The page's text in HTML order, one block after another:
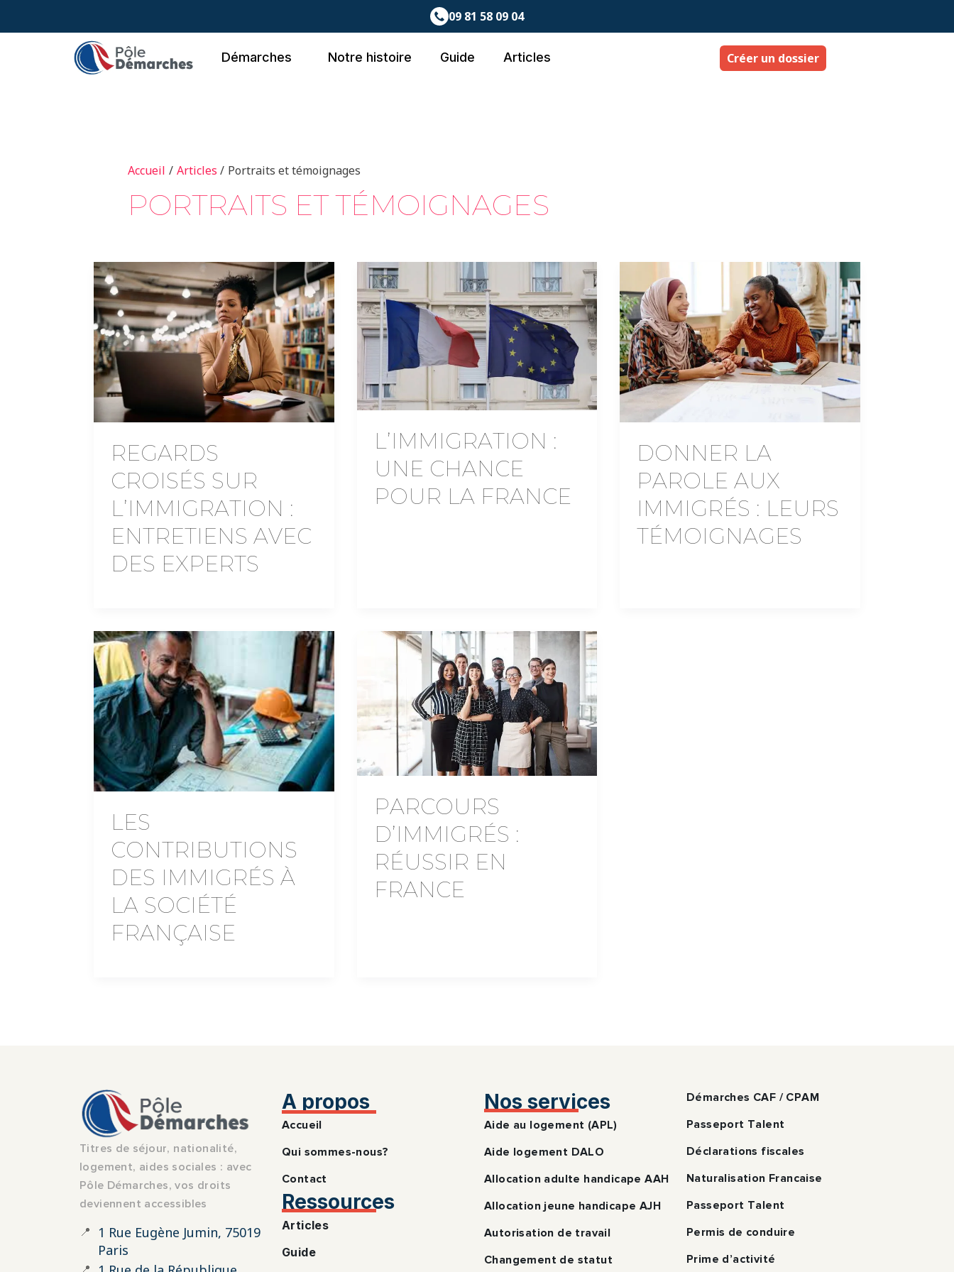
09 81 58 09 04
Démarches Notre histoire Guide Articles Créer un dossier
Accueil Articles Portraits et témoignages
PORTRAITS ET TÉMOIGNAGES
REGARDS
CROISÉS SUR
L’IMMIGRATION :
ENTRETIENS AVEC
DES EXPERTS
L’IMMIGRATION :
UNE CHANCE
POUR LA FRANCE
DONNER LA
PAROLE AUX
IMMIGRÉS : LEURS
TÉMOIGNAGES
LES
CONTRIBUTIONS
DES IMMIGRÉS À
LA SOCIÉTÉ
FRANÇAISE
PARCOURS
D’IMMIGRÉS :
RÉUSSIR EN
FRANCE
Titres de séjour, nationalité,
logement, aides sociales : avec
Pôle Démarches, vos droits
deviennent accessibles
📍
1 Rue Eugène Jumin, 75019
Paris
A propos
Accueil
Qui sommes-nous?
Contact
Ressources
Articles
Guide
Nos services
Aide au logement (APL)
Aide logement DALO
Allocation adulte handicape AAH
Allocation jeune handicape AJH
Autorisation de travail
Changement de statut
Démarches CAF / CPAM
Passeport Talent
Déclarations fiscales
Naturalisation Francaise
Passeport Talent
Permis de conduire
Prime d’activité